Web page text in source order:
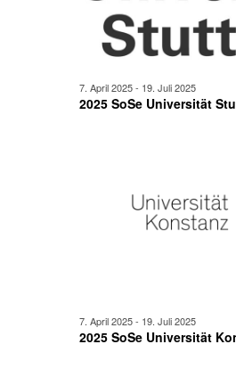
2025 SoSe Universität
7. April 2025- 19. Juli 2025
2025 SoSe Universität
7. April 2025- 19. Juli 2025